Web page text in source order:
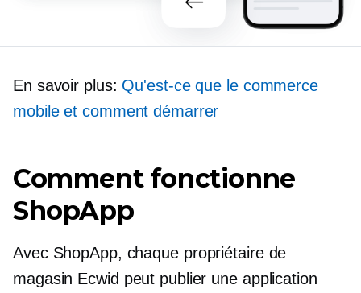
En savoir plus: Qu'est-ce que le commerce
mobile et comment démarrer
Comment fonctionne
ShopApp
Avec ShopApp, chaque propriétaire de
magasin Ecwid peut publier une application